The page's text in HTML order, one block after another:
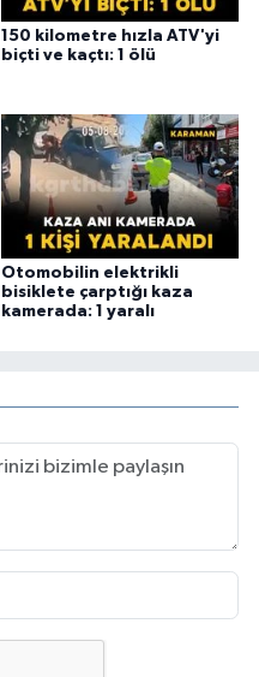
150 kilometre hızla ATV'yi
biçti ve kaçtı: 1 ölü
Otomobilin elektrikli
bisiklete çarptığı kaza
kamerada: 1 yaralı